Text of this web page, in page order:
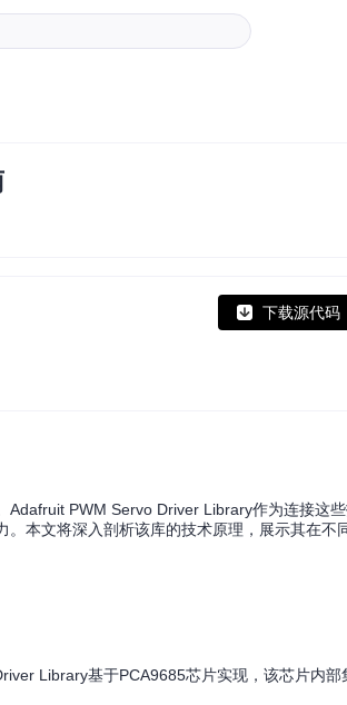
下载源代码
Adafruit PWM Servo Driver Library作为连接这
本文将深入剖析该库的技术原理，展示其在不
Library基于PCA9685芯片实现，该芯片内部